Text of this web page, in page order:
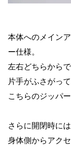
本体へのメイン
ー仕様。
左右どちらから
片手がふさがっ
こちらのジッパ
さらに開閉時に
身体側からアク